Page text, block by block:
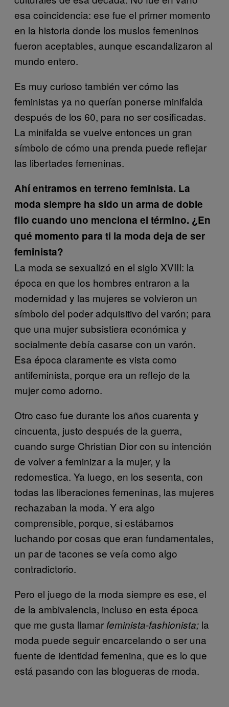
esa coincidencia: ese fue el primer momento
en la historia donde los muslos femeninos
fueron aceptables, aunque escandalizaron al
mundo entero.
Es muy curioso también ver cómo las
feministas ya no querían ponerse minifalda
después de los 60, para no ser cosificadas.
La minifalda se vuelve entonces un gran
símbolo de cómo una prenda puede reflejar
las libertades femeninas.
Ahí entramos en terreno feminista. La
moda siempre ha sido un arma de doble
filo cuando uno menciona el término. ¿En
qué momento para ti la moda deja de ser
feminista?
La moda se sexualizó en el siglo XVIII: la
época en que los hombres entraron a la
modernidad y las mujeres se volvieron un
símbolo del poder adquisitivo del varón; para
que una mujer subsistiera económica y
socialmente debía casarse con un varón.
Esa época claramente es vista como
antifeminista, porque era un reflejo de la
mujer como adorno.
Otro caso fue durante los años cuarenta y
cincuenta, justo después de la guerra,
cuando surge Christian Dior con su intención
de volver a feminizar a la mujer, y la
redomestica. Ya luego, en los sesenta, con
todas las liberaciones femeninas, las mujeres
rechazaban la moda. Y era algo
comprensible, porque, si estábamos
luchando por cosas que eran fundamentales,
un par de tacones se veía como algo
contradictorio.
Pero el juego de la moda siempre es ese, el
de la ambivalencia, incluso en esta época
que me gusta llamar feminista-fashionista; la
moda puede seguir encarcelando o ser una
fuente de identidad femenina, que es lo que
está pasando con las blogueras de moda.